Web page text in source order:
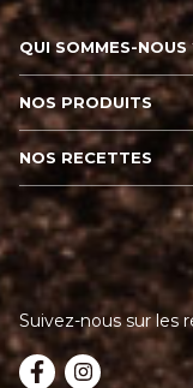
QUI SOMMES-NOUS
NOS PRODUITS
NOS RECETTES
Suivez-nous sur les